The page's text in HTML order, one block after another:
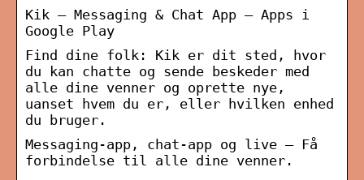
Kik — Messaging & Chat App – Apps i
Google Play
Find dine folk: Kik er dit sted, hvor
du kan chatte og sende beskeder med
alle dine venner og oprette nye,
uanset hvem du er, eller hvilken enhed
du bruger.
Messaging-app, chat-app og live – Få
forbindelse til alle dine venner.